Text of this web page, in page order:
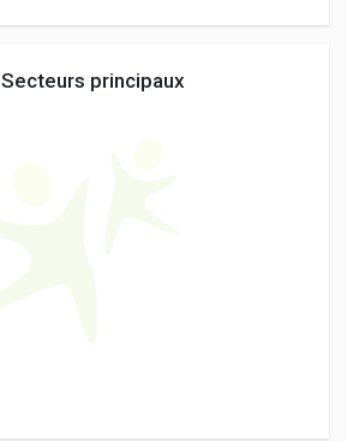
Secteurs principaux